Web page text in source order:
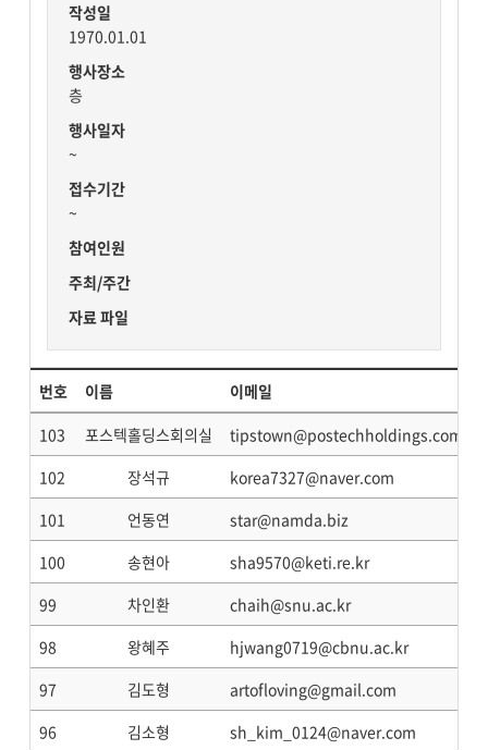
작성일
1970.01.01
행사장소
층
행사일자
~
접수기간
~
참여인원
주최/주간
자료 파일
번호 이름 이메일
103
포스텍홀딩스회의실 tipstown@postechholdings.com
102
장석규 korea7327@naver.com
101
언동연 star@namda.biz
100
송현아 sha9570@keti.re.kr
99
차인환 chaih@snu.ac.kr
98
왕혜주 hjwang0719@cbnu.ac.kr
97
김도형 artofloving@gmail.com
96
김소형 sh_kim_0124@naver.com